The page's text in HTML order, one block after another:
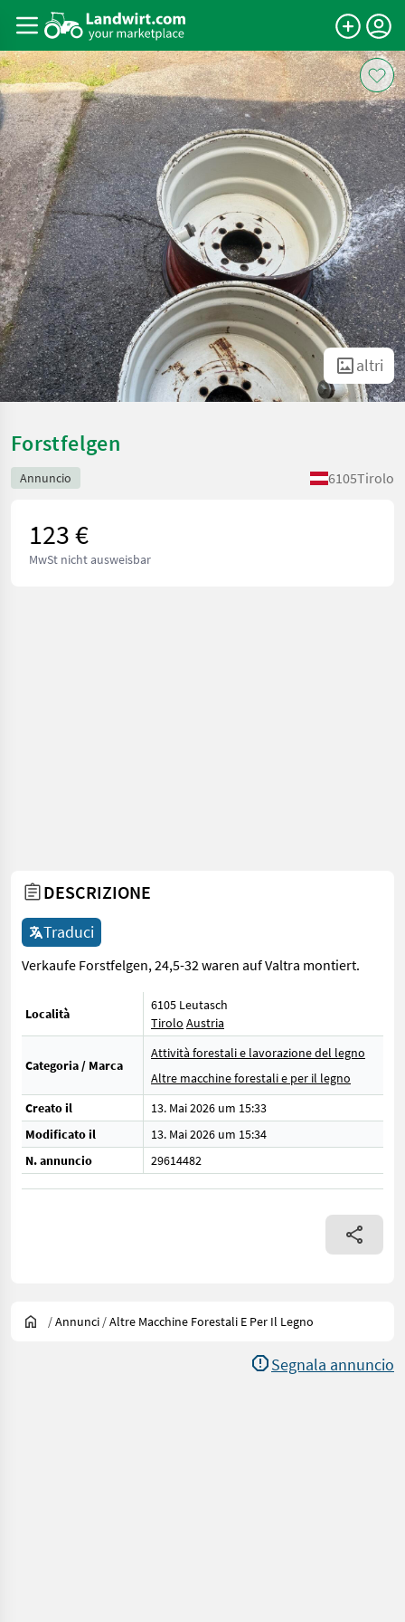
altri
Forstfelgen
Annuncio 6105Tirolo
123 €
MwSt nicht ausweisbar
DESCRIZIONE
Traduci
Verkaufe Forstfelgen, 24,5-32 waren auf Valtra montiert.
Località
6105 Leutasch
Tirolo Austria
Categoria / Marca
Attività forestali e lavorazione del legno
Altre macchine forestali e per il legno
Creato il
13. Mai 2026 um 15:33
Modificato il
13. Mai 2026 um 15:34
N. annuncio
29614482
/Annunci /Altre Macchine Forestali E Per Il Legno
Segnala annuncio